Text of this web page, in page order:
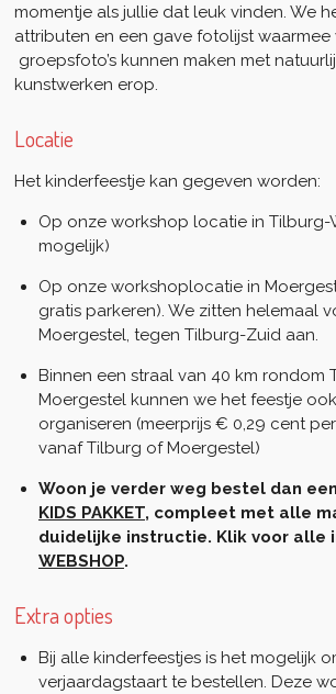
momentje als jullie dat leuk vinden. We
attributen en een gave fotolijst waarmee
groepsfoto’s kunnen maken met
kunstwerken erop.
Locatie
Het kinderfeestje kan gegeven worden:
Op onze workshop locatie in Tilburg-
mogelijk)
Op onze workshoplocatie in
gratis parkeren). We zitten helemaal
Moergestel, tegen Tilburg-Zuid aan.
Binnen een straal van 40 km rondom
Moergestel kunnen we het feestje
organiseren (meerprijs € 0,29 cent
vanaf Tilburg of Moergestel)
Woon je verder weg bestel dan
KIDS PAKKET, compleet met alle
duidelijke instructie. Klik voor alle
WEBSHOP.
Extra opties
Bij alle kinderfeestjes is het mogelijk
verjaardagstaart te bestellen. Deze